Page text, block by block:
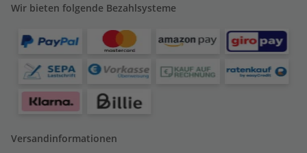
Wir bieten folgende Bezahlsysteme
Versandinformationen